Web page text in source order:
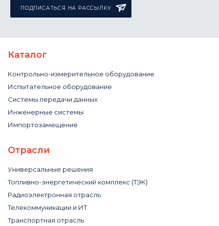
ПОДПИСАТЬСЯ НА РАССЫЛКУ
Каталог
Контрольно-измерительное оборудование
Испытательное оборудование
Системы передачи данных
Инженерные системы
Импортозамещение
Отрасли
Универсальные решения
Топливно-энергетический комплекс (ТЭК)
Радиоэлектронная отрасль
Телекоммуникации и ИТ
Транспортная отрасль